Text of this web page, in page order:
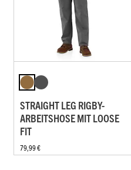
STRAIGHT LEG RIGBY-
ARBEITSHOSE MIT LOOSE
FIT
79,99 €